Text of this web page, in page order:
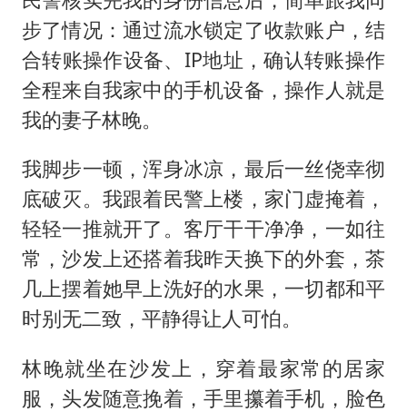
步了情况：通过流水锁定了收款账户，结
合转账操作设备、IP地址，确认转账操作
全程来自我家中的手机设备，操作人就是
我的妻子林晚。
我脚步一顿，浑身冰凉，最后一丝侥幸彻
底破灭。我跟着民警上楼，家门虚掩着，
轻轻一推就开了。客厅干干净净，一如往
常，沙发上还搭着我昨天换下的外套，茶
几上摆着她早上洗好的水果，一切都和平
时别无二致，平静得让人可怕。
林晚就坐在沙发上，穿着最家常的居家
服，头发随意挽着，手里攥着手机，脸色